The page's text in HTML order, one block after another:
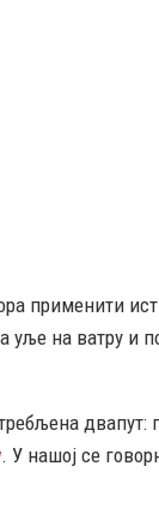
применити
уље на ватру и
двапут:
. У нашој се